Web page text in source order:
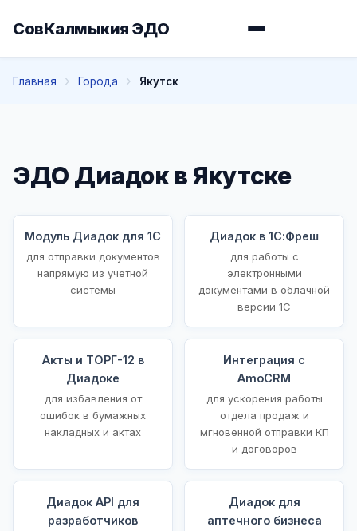
СовКалмыкия ЭДО
Главная Города Якутск
ЭДО Диадок в Якутске
Модуль Диадок для 1С
для отправки документов
напрямую из учетной
системы
Диадок в 1С:Фреш
для работы с
электронными
документами в облачной
версии 1С
Акты и ТОРГ-12 в
Диадоке
для избавления от
ошибок в бумажных
накладных и актах
Интеграция с
AmoCRM
для ускорения работы
отдела продаж и
мгновенной отправки КП
и договоров
Диадок API для
разработчиков
Диадок для
аптечного бизнеса